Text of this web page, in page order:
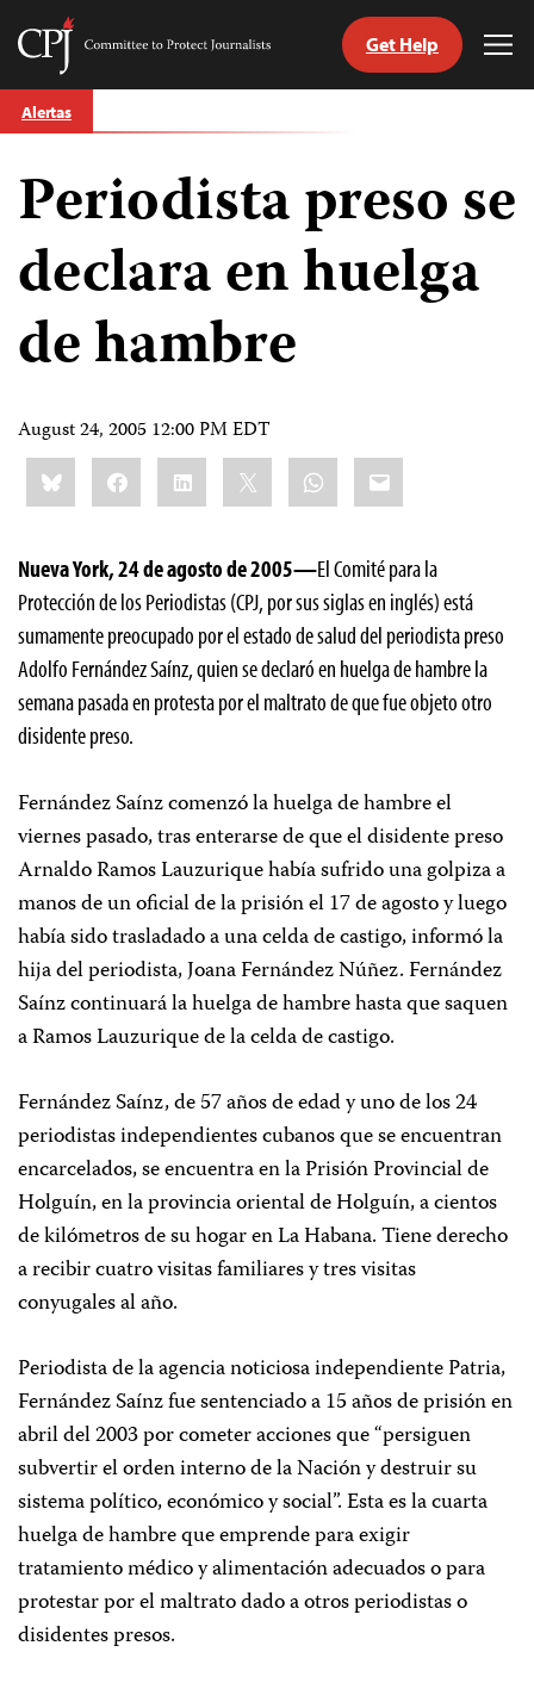
Skip
to
Committee
Journalists
Get Help
Alertas
Periodista preso se
declara en huelga
de hambre
August 24, 2005 12:00 PM EDT
Share
this:BlueskyFacebookLinkedIn WhatsApp
Email
Nueva York, 24 de agosto de 2005—El Comité para la
Protección de los Periodistas (CPJ, por sus siglas en inglés) está
sumamente preocupado por el estado de salud del periodista preso
Adolfo Fernández Saínz, quien se declaró en huelga de hambre la
semana pasada en protesta por el maltrato de que fue objeto otro
disidente preso.
Fernández Saínz comenzó la huelga de hambre el
viernes pasado, tras enterarse de que el disidente preso
Arnaldo Ramos Lauzurique había sufrido una golpiza a
manos de un oficial de la prisión el 17 de agosto y luego
había sido trasladado a una celda de castigo, informó la
hija del periodista, Joana Fernández Núñez. Fernández
Saínz continuará la huelga de hambre hasta que saquen
a Ramos Lauzurique de la celda de castigo.
Fernández Saínz, de 57 años de edad y uno de los 24
periodistas independientes cubanos que se encuentran
encarcelados, se encuentra en la Prisión Provincial de
Holguín, en la provincia oriental de Holguín, a cientos
de kilómetros de su hogar en La Habana. Tiene derecho
a recibir cuatro visitas familiares y tres visitas
conyugales al año.
Periodista de la agencia noticiosa independiente Patria,
Fernández Saínz fue sentenciado a 15 años de prisión en
abril del 2003 por cometer acciones que “persiguen
subvertir el orden interno de la Nación y destruir su
sistema político, económico y social”. Esta es la cuarta
huelga de hambre que emprende para exigir
tratamiento médico y alimentación adecuados o para
protestar por el maltrato dado a otros periodistas o
disidentes presos.